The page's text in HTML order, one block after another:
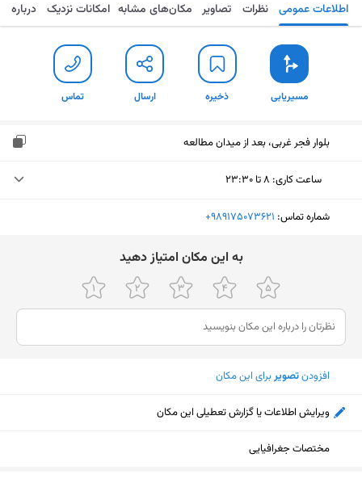
مسیریابی ذخیره ارسال تماس اطلاعات عمومی نظرات تصاویر مکان‌های مشابه امکانات نزدیک درباره
مسیریابی ذخیره ارسال تماس
بلوار فجر غربی، بعد از میدان مطالعه
ساعت کاری: ۸ تا ۲۳:۳۰
پنجشنبه (امروز)
یکشنبه
۸ تا ۲۳:۳۰
دوشنبه
۸ تا ۲۳:۳۰
سه‌شنبه
چهارشنبه
شماره تماس: ‎+989175073621
ﺑﻪ اﯾﻦ ﻣﮑﺎن اﻣﺘﯿﺎز دﻫﯿﺪ
افزودنتصویربرای این مکان
ویرایش اطلاعات یا گزارش تعطیلی این مکان
مختصات جغرافیایی